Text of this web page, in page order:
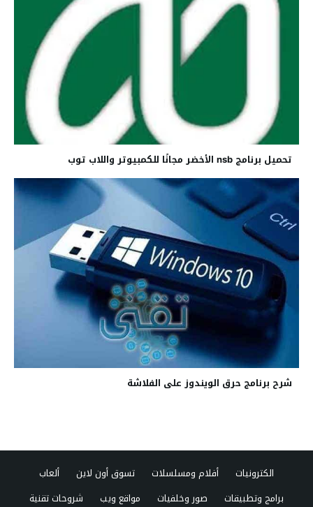
تحميل برنامج nsb الأخضر مجانًا للكمبيوتر واللاب توب
شرح برنامج حرق الويندوز على الفلاشة
الكترونيات أفلام ومسلسلات تسوق أون لاين
ألعاب
برامج وتطبيقات
صور وخلفيات مواقع ويب شروحات تقنية